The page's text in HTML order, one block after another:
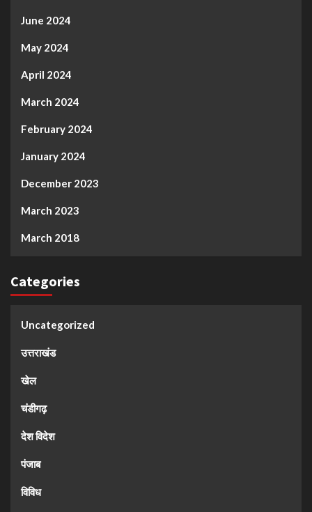
June 2024
May 2024
April 2024
March 2024
February 2024
January 2024
December 2023
March 2023
March 2018
Categories
Uncategorized
उत्तराखंड
खेल
चंडीगढ़
देश विदेश
पंजाब
विविध